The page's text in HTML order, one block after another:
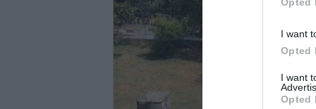
I want
Opted
I want
Opted